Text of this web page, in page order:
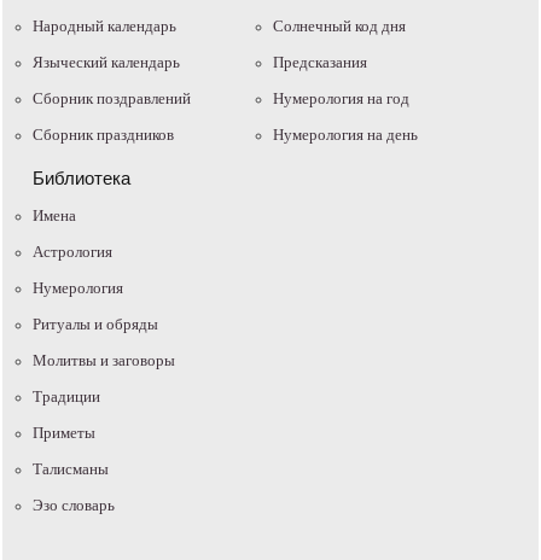
Народный календарь
Языческий календарь
Сборник поздравлений
Сборник праздников
Солнечный код дня
Предсказания
Нумерология на год
Нумерология на день
Библиотека
Имена
Астрология
Нумерология
Ритуалы и обряды
Молитвы и заговоры
Традиции
Приметы
Талисманы
Эзо словарь